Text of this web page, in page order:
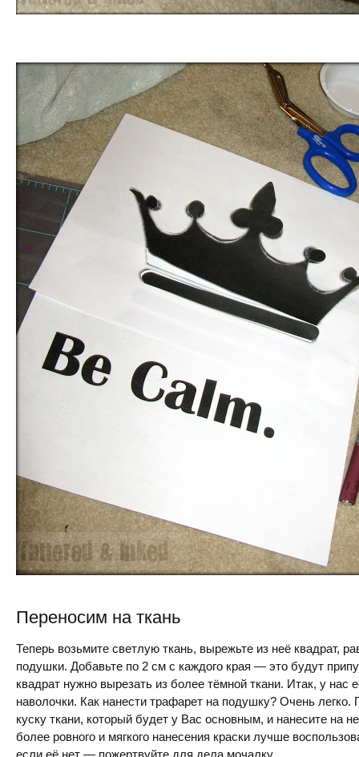
Переносим на ткань
Теперь возьмите светлую ткань, вырежьте из неё квадрат,
подушки. Добавьте по 2 см с каждого края — это будут
квадрат нужно вырезать из более тёмной ткани. Итак, у нас
наволочки. Как нанести трафарет на подушку? Очень
куску ткани, который будет у Вас основным, и нанесите на
более ровного и мягкого нанесения краски лучше
если её нет — пожертвуйте для дела мочалку.